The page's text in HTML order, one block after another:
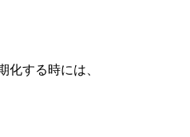
化する時には、